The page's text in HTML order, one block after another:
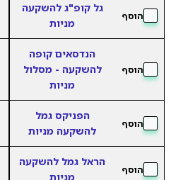
הוסף
גל קופ"ג להשקעה
מניות
הוסף
הנדסאים קופה
להשקעה - מסלול
מניות
הוסף
הפניקס גמל
להשקעה מניות
הוסף
הראל גמל להשקעה
מניות